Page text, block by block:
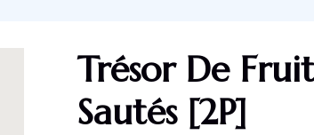
Trésor De
Sautés [2P]